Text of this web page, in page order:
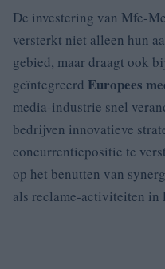
De investering van Mfe-
versterkt niet alleen hun
gebied, maar draagt ook
geïntegreerd Europees
media-industrie snel
bedrijven innovatieve
concurrentiepositie te
op het benutten van
als reclame-activiteiten in